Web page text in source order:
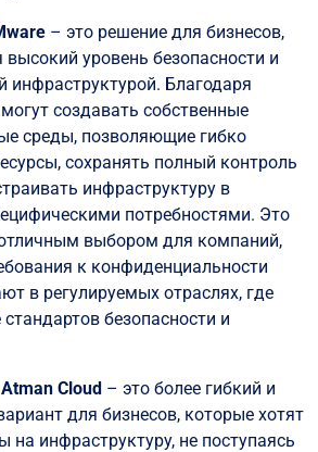
– это решение для бизнесов,
высокий уровень безопасности и
инфраструктурой. Благодаря
создавать собственные
среды, позволяющие гибко
сохранять полный контроль
инфраструктуру в
потребностями. Это
выбором для компаний,
к конфиденциальности
в регулируемых отраслях, где
безопасности и
Cloud – это более гибкий и
для бизнесов, которые хотят
на инфраструктуру, не поступаясь